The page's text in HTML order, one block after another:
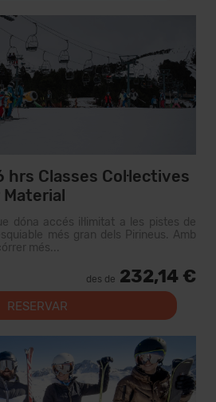
Classes Col·lectives
Material
dóna accés il·limitat a les pistes de
més gran dels Pirineus. Amb
més...
des de 232,14 €
RESERVAR